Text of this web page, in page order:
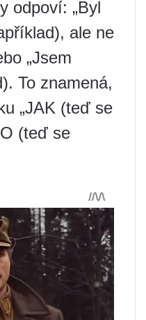
odpoví: „Byl
ale ne
„Jsem
To znamená,
„JAK (teď se
(teď se